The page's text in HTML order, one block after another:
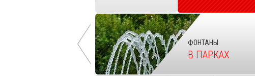
НА ГОРОДСКИХ
ФОНТАНЫ
В ПАРКАХ